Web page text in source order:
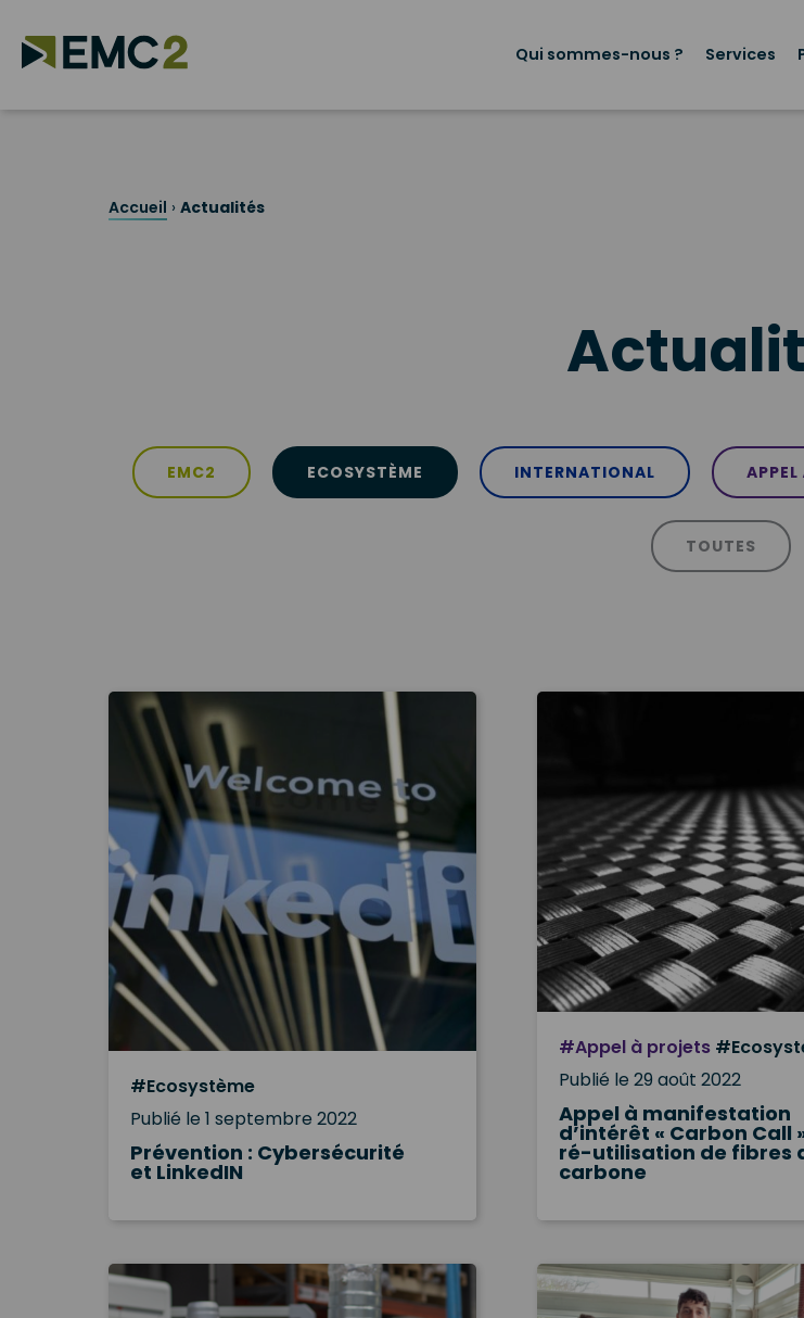
Skip
content
principal
Qui sommes-nous ? Services
Accueil › Actualités
EMC2 ECOSYSTÈME INTERNATIONAL
TOUTES
#Ecosystème
Publié le 1 septembre 2022
Prévention : Cybersécurité
et LinkedIN
#Appel à projets
Publié le 29 août 2022
Appel à manifestation
d’intérêt « Carbon Call
ré-utilisation de fibres
carbone